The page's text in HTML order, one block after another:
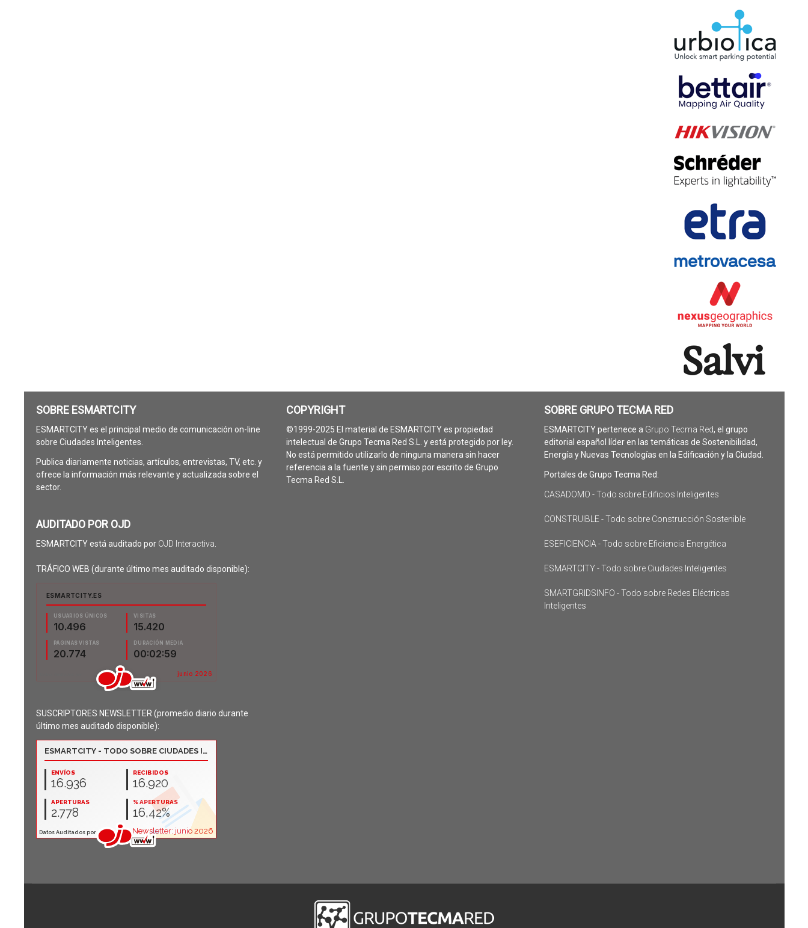
SOBRE ESMARTCITY
ESMARTCITY es el principal medio de comunicación on-line
sobre Ciudades Inteligentes.
Publica diariamente noticias, artículos, entrevistas, TV, etc. y
ofrece la información más relevante y actualizada sobre el
sector.
AUDITADO POR OJD
ESMARTCITY está auditado por OJD Interactiva
TRÁFICO WEB (durante último mes auditado disponible):
SUSCRIPTORES NEWSLETTER (promedio diario durante
último mes auditado disponible):
COPYRIGHT
©1999-2025 El material de ESMARTCITY es propiedad
intelectual de Grupo Tecma Red S.L. y está protegido por ley.
No está permitido utilizarlo de ninguna manera sin hacer
referencia a la fuente y sin permiso por escrito de Grupo
Tecma Red S.L.
SOBRE GRUPO TECMA RED
ESMARTCITY pertenece a Grupo Tecma Red, el grupo
editorial español líder en las temáticas de Sostenibilidad,
Energía y Nuevas Tecnologías en la Edificación y la Ciudad.
Portales de Grupo Tecma Red:
CASADOMO - Todo sobre Edificios Inteligentes
CONSTRUIBLE - Todo sobre Construcción Sostenible
ESEFICIENCIA - Todo sobre Eficiencia Energética
ESMARTCITY - Todo sobre Ciudades Inteligentes
SMARTGRIDSINFO - Todo sobre Redes Eléctricas
Inteligentes